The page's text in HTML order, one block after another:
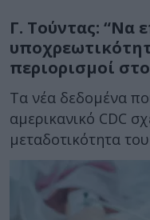
Γ. Τούντας: “Να
περιορισμοί
Τα νέα δεδομένα
αμερικανικό CDC
μεταδοτικότητα